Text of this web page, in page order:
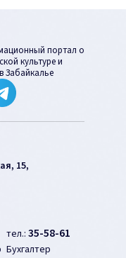
портал о
культуре и
Забайкалье
15,
тел.: 35-58-61
Бухгалтер